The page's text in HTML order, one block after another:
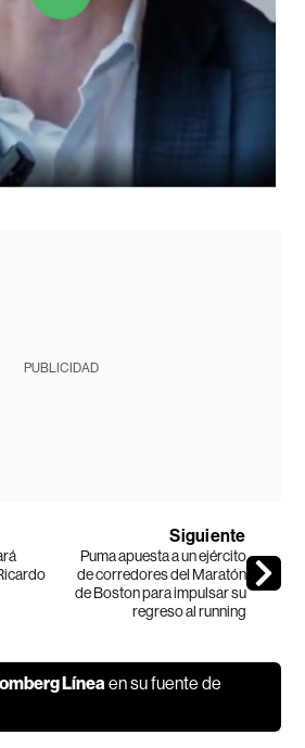
PUBLICIDAD
Siguiente
Puma apuesta a un ejército
de corredores del Maratón
de Boston para impulsar su
regreso al running
Líneaen su fuente de